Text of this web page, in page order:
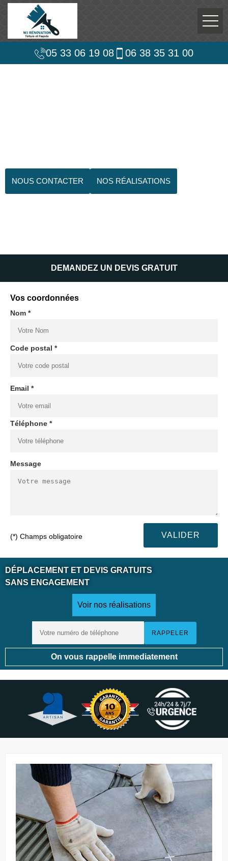
05 33 06 19 08 06 38 35 31 00
NOUS CONTACTER NOS RÉALISATIONS
DEMANDEZ UN DEVIS GRATUIT
Vos coordonnées
Nom *
Code postal *
Email *
Téléphone *
Message
(*) Champs obligatoire
DÉPLACEMENT ET DEVIS GRATUITS
SANS ENGAGEMENT
Voir nos réalisations
On vous rappelle immediatement